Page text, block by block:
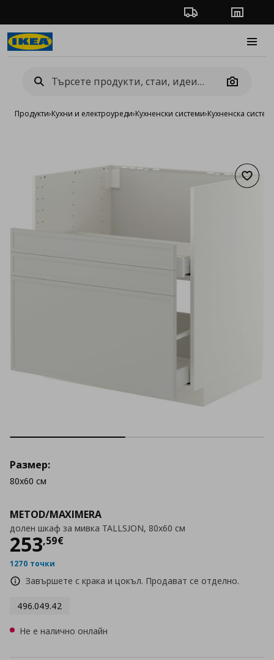
Проследяване на
Camera
Продукти›Кухни и електроуреди›Кухненски системи›Кухненска
METOD/MAXIMERA
долен шкаф за мивка TALLSJON, 80x60 см
253,59€
Цена
1270 точки
Завършете с крака и цокъл. Продават се отделно.
496.049.42
Размер:
80x60 см
Не е налично онлайн